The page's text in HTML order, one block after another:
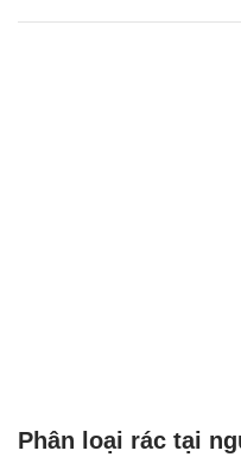
Phân loại rác tại